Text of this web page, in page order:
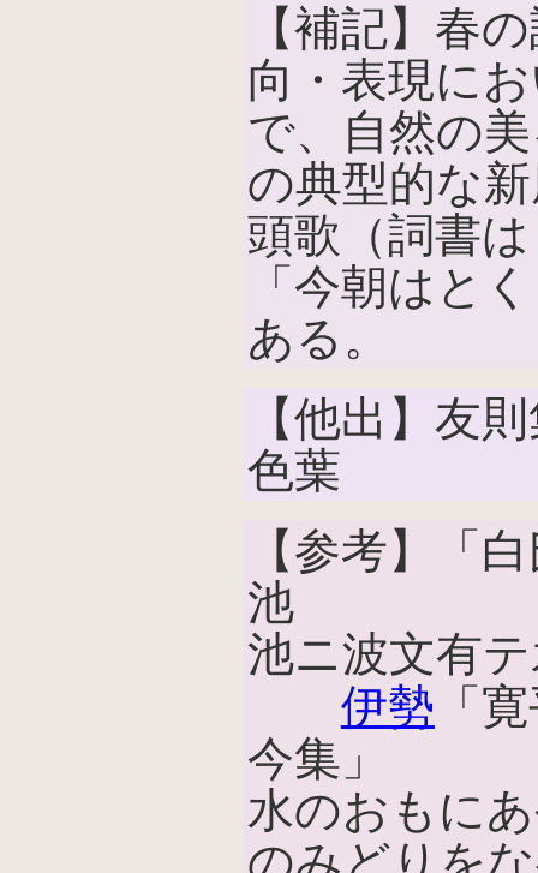
【補記】春
向・表現に
で、自然の
の典型的な
頭歌（詞書
「今朝はと
ある。
【他出】友
色葉
【参考】「
池
池ニ波文有
伊勢 「
今集」
水のおもに
のみどりを